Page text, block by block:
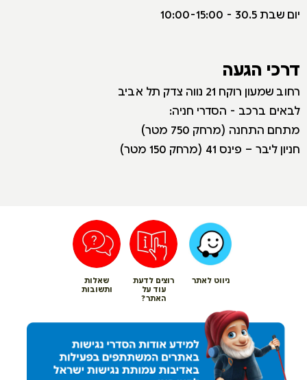
יום שבת 30.5 - 10:00-15:00
דרכי הגעה
רחוב שמעון רוקח 21 נווה צדק תל אביב
לבאים ברכב - הסדרי חניה:
מתחם התחנה (מרחק 750 מטר)
חניון ליבר – פינס 41 (מרחק 150 מטר)
ניווט לאתר
רוצים לדעת
עוד על
האתר?
שאלות
ותשובות